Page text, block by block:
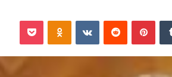
بينتيريست